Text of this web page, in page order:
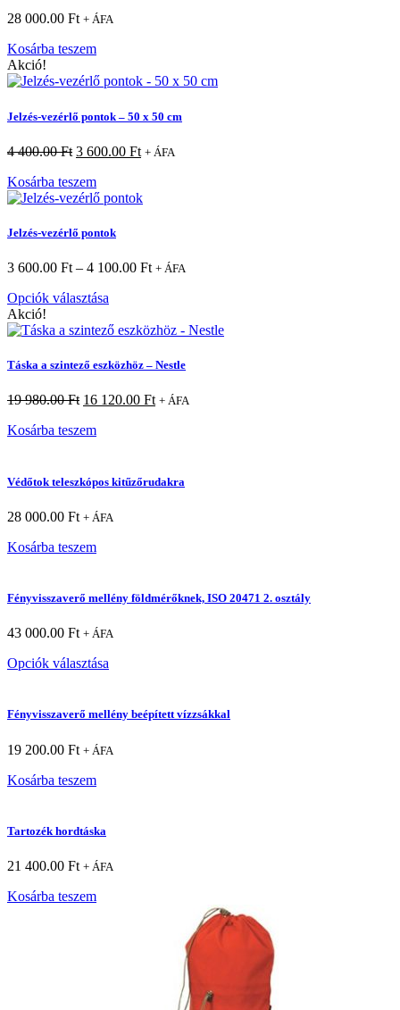
28 000.00 Ft + ÁFA
Kosárba teszem
Akció!
Jelzés-vezérlő pontok – 50 x 50 cm
4 400.00Ft 3 600.00 Ft + ÁFA
Kosárba teszem
Jelzés-vezérlő pontok
3 600.00 Ft – 4 100.00 Ft + ÁFA
Opciók választása
Akció!
Táska a szintező eszközhöz – Nestle
19 980.00Ft 16 120.00 Ft + ÁFA
Kosárba teszem
Védőtok teleszkópos kitűzőrudakra
28 000.00 Ft + ÁFA
Kosárba teszem
Fényvisszaverő mellény földmérőknek, ISO 20471 2. osztály
43 000.00 Ft + ÁFA
Opciók választása
Fényvisszaverő mellény beépített vízzsákkal
19 200.00 Ft + ÁFA
Kosárba teszem
Tartozék hordtáska
21 400.00 Ft + ÁFA
Kosárba teszem